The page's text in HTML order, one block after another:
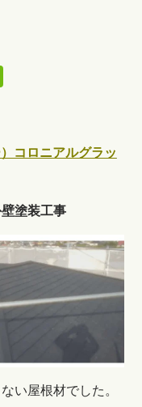
）コロニアルグラッ
塗装工事
い屋根材でした。